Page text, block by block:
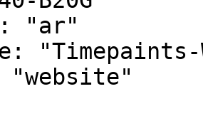
"ar"
"website"